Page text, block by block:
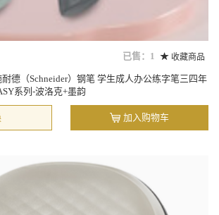
已售：1 收藏商品
耐德（Schneider）钢笔 学生成人办公练字笔三四年
系列-波洛克+墨韵
加入购物车